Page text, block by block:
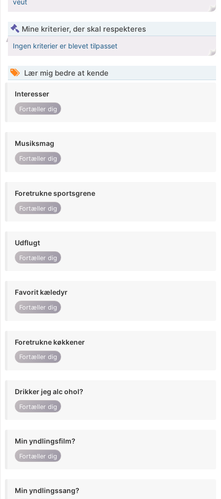
veut
Mine kriterier, der skal respekteres
Ingen kriterier er blevet tilpasset
Lær mig bedre at kende
Interesser
Fortæller dig
Musiksmag
Fortæller dig
Foretrukne sportsgrene
Fortæller dig
Udflugt
Fortæller dig
Favorit kæledyr
Fortæller dig
Foretrukne køkkener
Fortæller dig
Drikker jeg alc ohol?
Fortæller dig
Min yndlingsfilm?
Fortæller dig
Min yndlingssang?